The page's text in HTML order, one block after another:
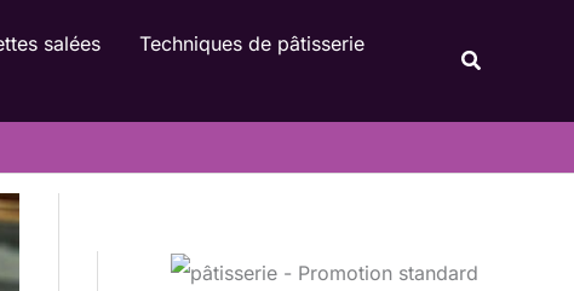
salées
Techniques de pâtisserie